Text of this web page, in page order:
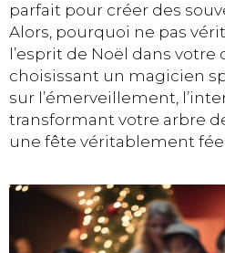
parfait pour créer des
Alors, pourquoi ne pas
l’esprit de Noël dans votre
choisissant un magicien
sur l’émerveillement,
transformant votre arbre
une fête véritablement